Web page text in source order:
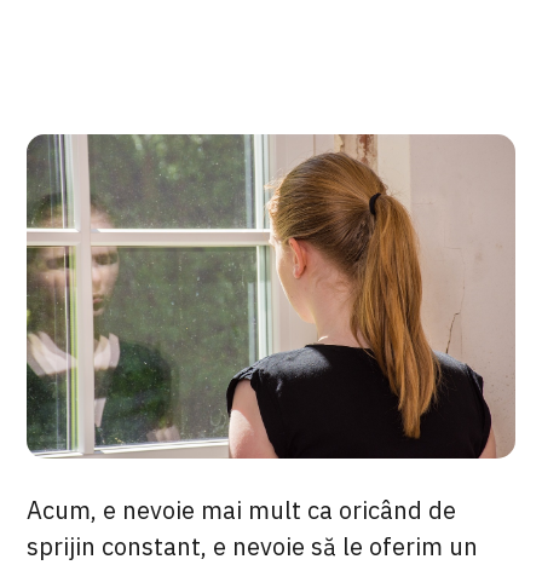
Acum, e nevoie mai mult ca oricând de
sprijin constant, e nevoie să le oferim un